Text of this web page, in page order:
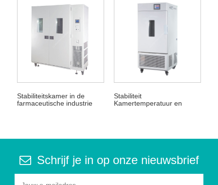
Stabiliteitskamer in de
farmaceutische industrie
Stabiliteit
Kamertemperatuur en
Schrijf je in op onze nieuwsbrief